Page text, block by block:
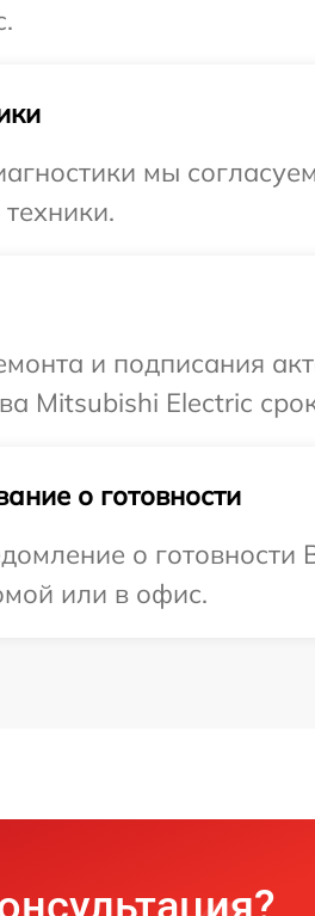
мы
и подписания
Mitsubishi Electric
о готовности
о
или в офис.